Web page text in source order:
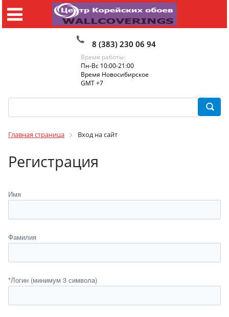
8 (383) 230 06 94
Время работы:
Пн-Вс 10:00-21:00
Время Новосибирское
GMT +7
Главная страница Вход на сайт
Регистрация
Имя
Фамилия
*Логин (минимум 3 символа)